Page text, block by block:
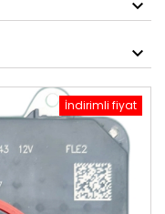
İndirimli fiyat